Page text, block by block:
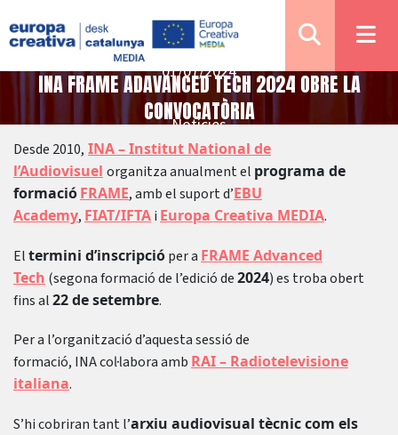
Notícies
INA FRAME ADAVANCED TECH 2024 OBRE LA
CONVOCATÒRIA
01/07/2024
Desde 2010, INA – Institut National de
l’Audiovisuel organitza anualment el programa de
formacióFRAME, amb el suport d’EBU
Academy, FIAT/IFTAi Europa Creativa MEDIA.
Eltermini d’inscripcióper a FRAME Advanced
Tech (segona formació de l’edició de2024) es troba obert
fins al22 de setembre.
Per a l’organització d’aquesta sessió de
formació, INA col·labora amb RAI – Radiotelevisione
italiana.
S’hi cobriran tant l’arxiu audiovisual tècnic com els